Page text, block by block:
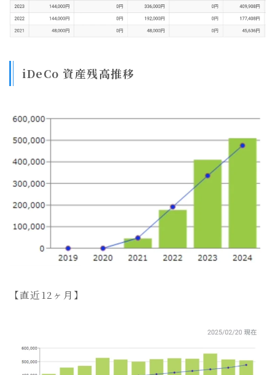
iDeCo 資産残高推移
【直近12ヶ月】